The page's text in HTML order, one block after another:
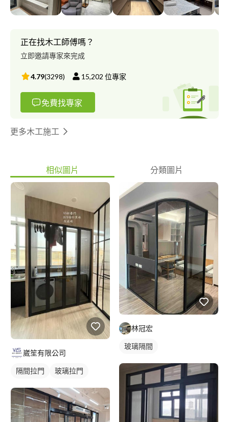
正在找木工師傅嗎？
立即邀請專家來完成
4.79(3298) 15,202 位專家
免費找專家
更多木工施工
相似圖片 分類圖片
崴笙有限公司
隔間拉門 玻璃拉門
林冠宏
玻璃隔間